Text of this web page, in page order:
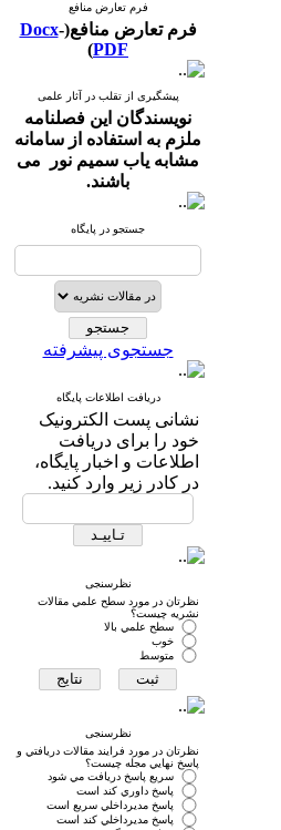
فرم تعارض منافع
فرم تعارض منافع( Docx-
PDF
)
پیشگیری از تقلب در آثار علمی
نویسندگان این فصلنامه
ملزم به استفاده از سامانه
مشابه یاب سمیم نور می
باشند.
جستجو در پایگاه
جستجوی پیشرفته
دریافت اطلاعات پایگاه
نشانی پست الکترونیک
خود را برای دریافت
اطلاعات و اخبار پایگاه،
در کادر زیر وارد کنید.
نظرسنجی
نظرتان در مورد سطح علمي مقالات
نشريه چيست؟
سطح علمي بالا
خوب
متوسط
نظرسنجی
نظرتان در مورد فرايند مقالات دريافتي و
پاسخ نهايي مجله چيست؟
سريع پاسخ دريافت مي شود
پاسخ داوري كند است
پاسخ مديرداخلي سريع است
پاسخ مديرداخلي كند است